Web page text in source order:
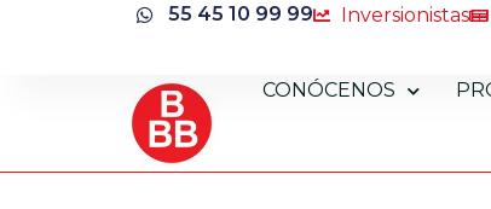
55 45 10 99 99 Inversionistas
CONÓCENOS